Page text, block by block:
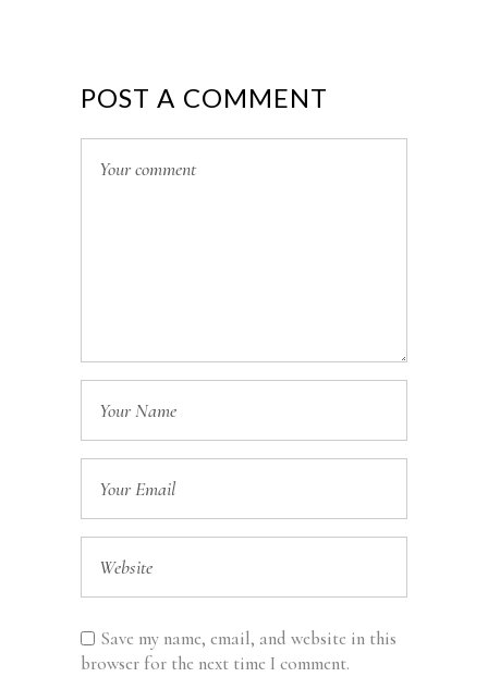
POST A COMMENT
Save my name, email, and website in this
browser for the next time I comment.